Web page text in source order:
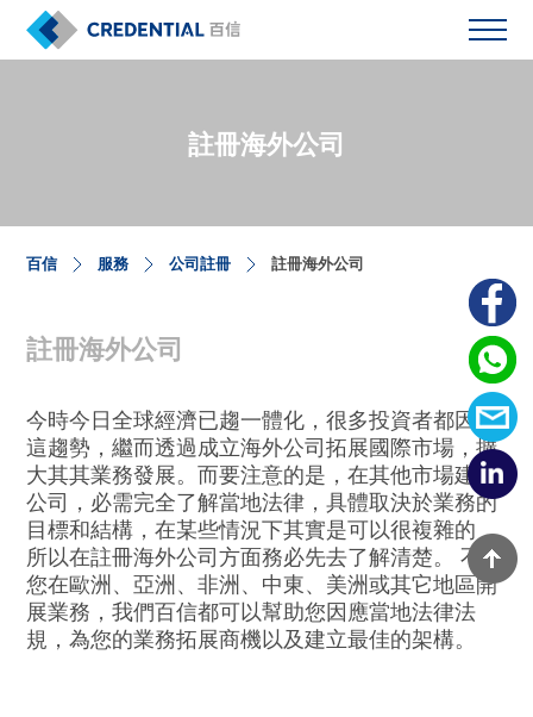
註冊海外公司
百信 服務 公司註冊 註冊海外公司
註冊海外公司
今時今日全球經濟已趨一體化，很多投資者都因應
這趨勢，繼而透過成立海外公司拓展國際市場，擴
大其其業務發展。而要注意的是，在其他市場建立
公司，必需完全了解當地法律，具體取決於業務的
目標和結構，在某些情況下其實是可以很複雜的，
所以在註冊海外公司方面務必先去了解清楚。 不論
您在歐洲、亞洲、非洲、中東、美洲或其它地區開
展業務，我們百信都可以幫助您因應當地法律法
規，為您的業務拓展商機以及建立最佳的架構。